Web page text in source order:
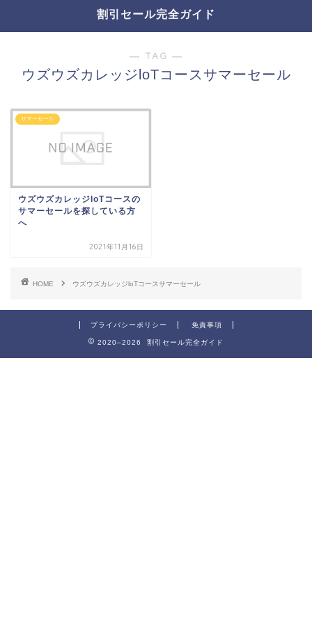
割引セール完全ガイド
― TAG ―
ウズウズカレッジloTコースサマーセール
サマーセール
ウズウズカレッジloTコースの
サマーセールを探している方
へ
2021年11月16日
HOME ウズウズカレッジloTコースサマーセール
プライバシーポリシー 免責事項
2020–2026 割引セール完全ガイド